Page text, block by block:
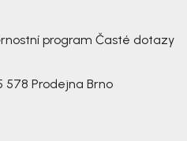
program Časté dotazy
578 Prodejna Brno